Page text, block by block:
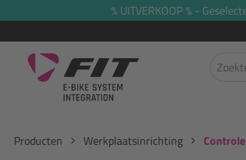
Ga naar de hoofdnavigatie
% UITVERKOOP % -
Producten Werkplaatsinrichting